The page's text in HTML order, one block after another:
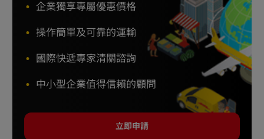
企業獨享專屬優惠價格
操作簡單及可靠的運輸
國際快遞專家清關諮詢
中小型企業值得信賴的顧問
立即申請